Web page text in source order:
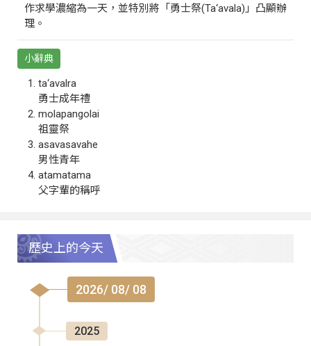
作求學濃縮為一天，並特別將「勇士祭(Ta‘avala)」凸顯辦
理。
小辭典
ta‘avalra
勇士成年禮
molapangolai
祖靈祭
asavasavahe
男性青年
atamatama
父字輩的稱呼
歷史上的今天
2026/ 08/ 08
2025